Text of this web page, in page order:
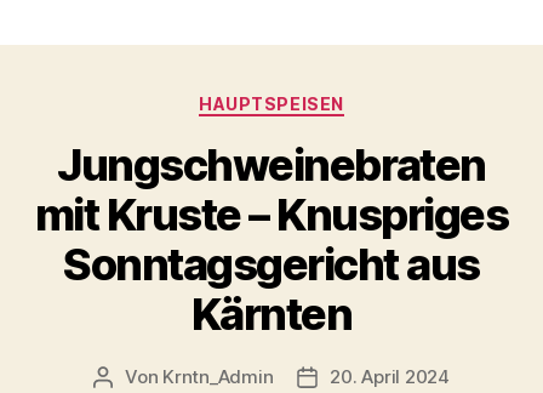
Kategorien
HAUPTSPEISEN
Jungschweinebraten
mit Kruste – Knuspriges
Sonntagsgericht aus
Kärnten
Beitragsautor
Von Krntn_Admin Veröffentlichungsdatum
20. April 2024